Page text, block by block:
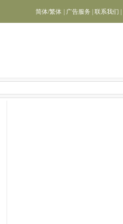
简体/繁体 广告服务 联系我们